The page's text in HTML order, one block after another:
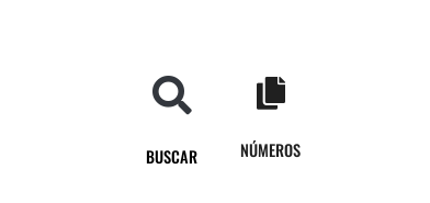
BUSCAR NÚMEROS